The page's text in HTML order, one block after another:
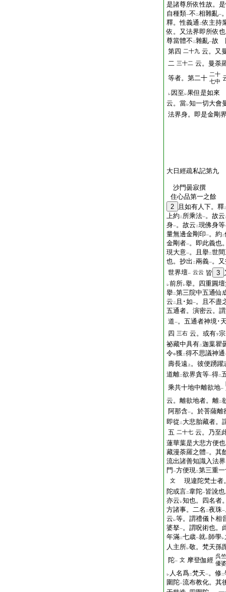
是諸尊所依性故。
自種類一不 二相雜亂一
釋。性義通 二依主持
依。又法界即所依
尊當體不 二雜亂一故
第四 二十九 云。又
二 三十二 云。曼荼
等者。第二十 二十
七中
レ 因至 レ果但是如來
云。當レ知一切大會
法界身。即是金剛
大日經疏私記第九
沙門曇寂撰
住心品第一之餘
2
且如有人下。釋
上約 二 所乘法一。故云
身一。故云 二現佛身等
量無邊金剛印一。約 二
金剛者一。即此義也
現大意一。且擧二世
也。抄出 二兩義一。
世界壇一 云云 皆 3
レ前所レ擧。四重圓
擧二第三院中五通仙
云 二 且･如一。且不盡
五通者。演密云。
道一。五通者神境･
四 三右 云。或有下宗
祕藏中具有二迦葉瞿
令中獲二得不思議神通
壽長遠 上 。彼便踴躍
道離二欲界貪等一得二
乘共十地中離欲地一
云。離欲地者。離二
阿那含一。於菩薩離
即從 二 大悲胎藏者。
五 二十七 云。乃至
蓮華葉是大悲方便
藏漫荼羅之體一。其
流出諸善知識入法
門 一方便現二第三重
文
現違陀梵士者
陀或言二韋陀一皆訛
亦云 レ知也。四名者
方諸事。二名 二夜珠一
云 レ等。謂禮儀卜相
婆拏一。謂呪術也。
年滿二七歳一就レ師學レ
人主所レ敬。梵天孫
陀一 文 摩登伽經 呉
優
レ 人名爲二梵天一。修二
圍陀一流布教化。其